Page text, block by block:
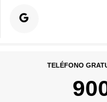
TELÉFONO